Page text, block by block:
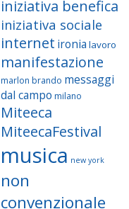
iniziativa benefica
iniziativa sociale
internet ironia lavoro
manifestazione
marlon brando messaggi
dal campo milano
Miteeca
MiteecaFestival
musica new york
non
convenzionale